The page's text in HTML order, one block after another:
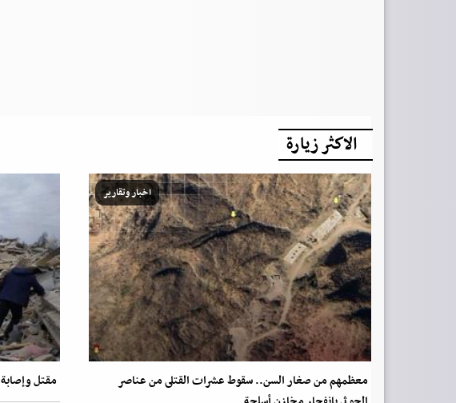
الاكثر زيارة
اخبار وتقارير
معظمهم من صغار السن.. سقوط عشرات القتلى من عناصر
مقتل وإصابة 43 شخص بقصف روسي على مناطق في أوكرانيا.